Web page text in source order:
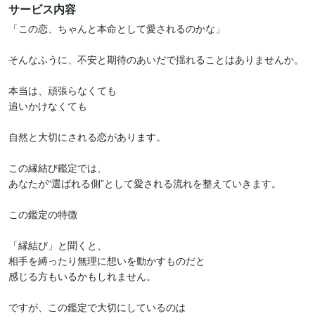
サービス内容
「この恋、ちゃんと本命として愛されるのかな」
そんなふうに、不安と期待のあいだで揺れることはありませんか。
本当は、頑張らなくても
追いかけなくても
自然と大切にされる恋があります。
この縁結び鑑定では、
あなたが“選ばれる側”として愛される流れを整えていきます。
この鑑定の特徴
「縁結び」と聞くと、
相手を縛ったり無理に想いを動かすものだと
感じる方もいるかもしれません。
ですが、この鑑定で大切にしているのは